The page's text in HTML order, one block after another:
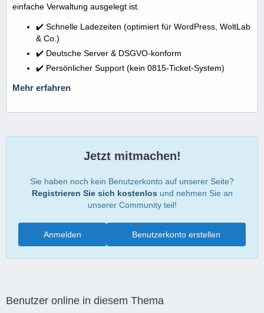
einfache Verwaltung ausgelegt ist.
✔️ Schnelle Ladezeiten (optimiert für WordPress, WoltLab
& Co.)
✔️ Deutsche Server & DSGVO-konform
✔️ Persönlicher Support (kein 0815-Ticket-System)
Mehr erfahren
Jetzt mitmachen!
Sie haben noch kein Benutzerkonto auf unserer Seite?
Registrieren Sie sich kostenlos und nehmen Sie an
unserer Community teil!
Benutzerkonto erstellen
Anmelden
Benutzer online in diesem Thema